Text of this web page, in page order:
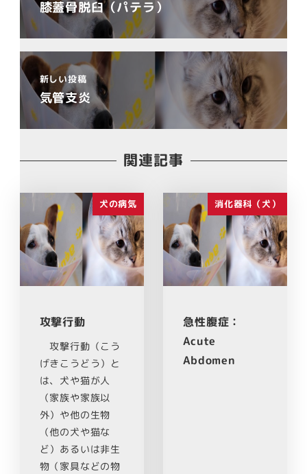
膝蓋骨脱臼（パテラ）
新しい投稿
気管支炎
関連記事
犬の病気
攻撃行動
攻撃行動（こう
げきこうどう）と
は、犬や猫が人
（家族や家族以
外）や他の生物
（他の犬や猫な
ど）あるいは非生
物（家具などの物
消化器科（犬）
急性腹症：
Acute
Abdomen